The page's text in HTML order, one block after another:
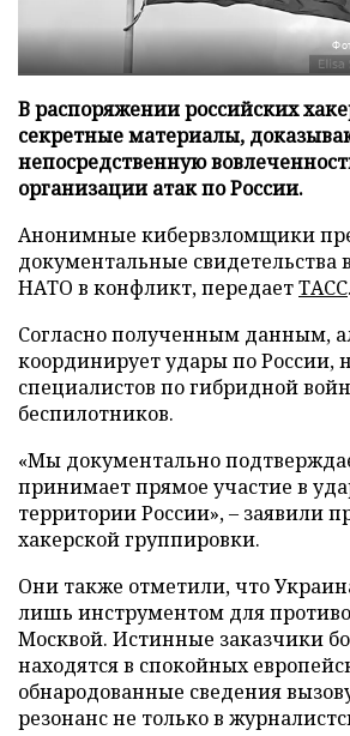
В распоряжении российских
секретные материалы,
непосредственную
организации атак по России.
Анонимные кибервзломщики
документальные свидетельства
НАТО в конфликт, передаетТАСС.
Согласно полученным данным,
координирует удары по России,
специалистов по гибридной
беспилотников.
«Мы документально
принимает прямое участие в
территории России», – заявили
хакерской группировки.
Они также отметили, что
лишь инструментом для
Москвой. Истинные заказчики
находятся в спокойных
обнародованные сведения
резонанс не только в